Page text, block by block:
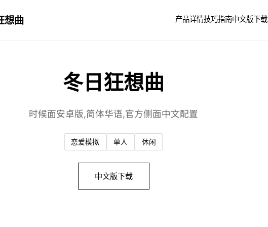
想曲 产品详情技巧指南中文版下载
冬日狂想曲
时候面安卓版,简体华语,官方侧面中文配置
恋爱模拟 单人 休闲
中文版下载